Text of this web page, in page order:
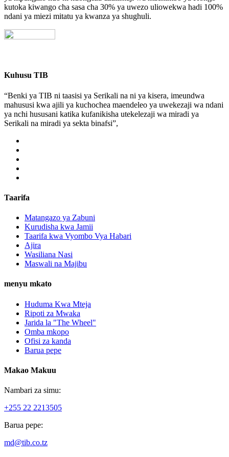
kutoka kiwango cha sasa cha 30% ya uwezo uliowekwa hadi 100%
ndani ya miezi mitatu ya kwanza ya shughuli.
Kuhusu TIB
“Benki ya TIB ni taasisi ya Serikali na ni ya kisera, imeundwa
mahususi kwa ajili ya kuchochea maendeleo ya uwekezaji wa ndani
ya nchi hususani katika kufanikisha utekelezaji wa miradi ya
Serikali na miradi ya sekta binafsi”,
Taarifa
Matangazo ya Zabuni
Kurudisha kwa Jamii
Taarifa kwa Vyombo Vya Habari
Ajira
Wasiliana Nasi
Maswali na Majibu
menyu mkato
Huduma Kwa Mteja
Ripoti za Mwaka
Jarida la "The Wheel"
Omba mkopo
Ofisi za kanda
Barua pepe
Makao Makuu
Nambari za simu:
+255 22 2213505
Barua pepe:
md@tib.co.tz